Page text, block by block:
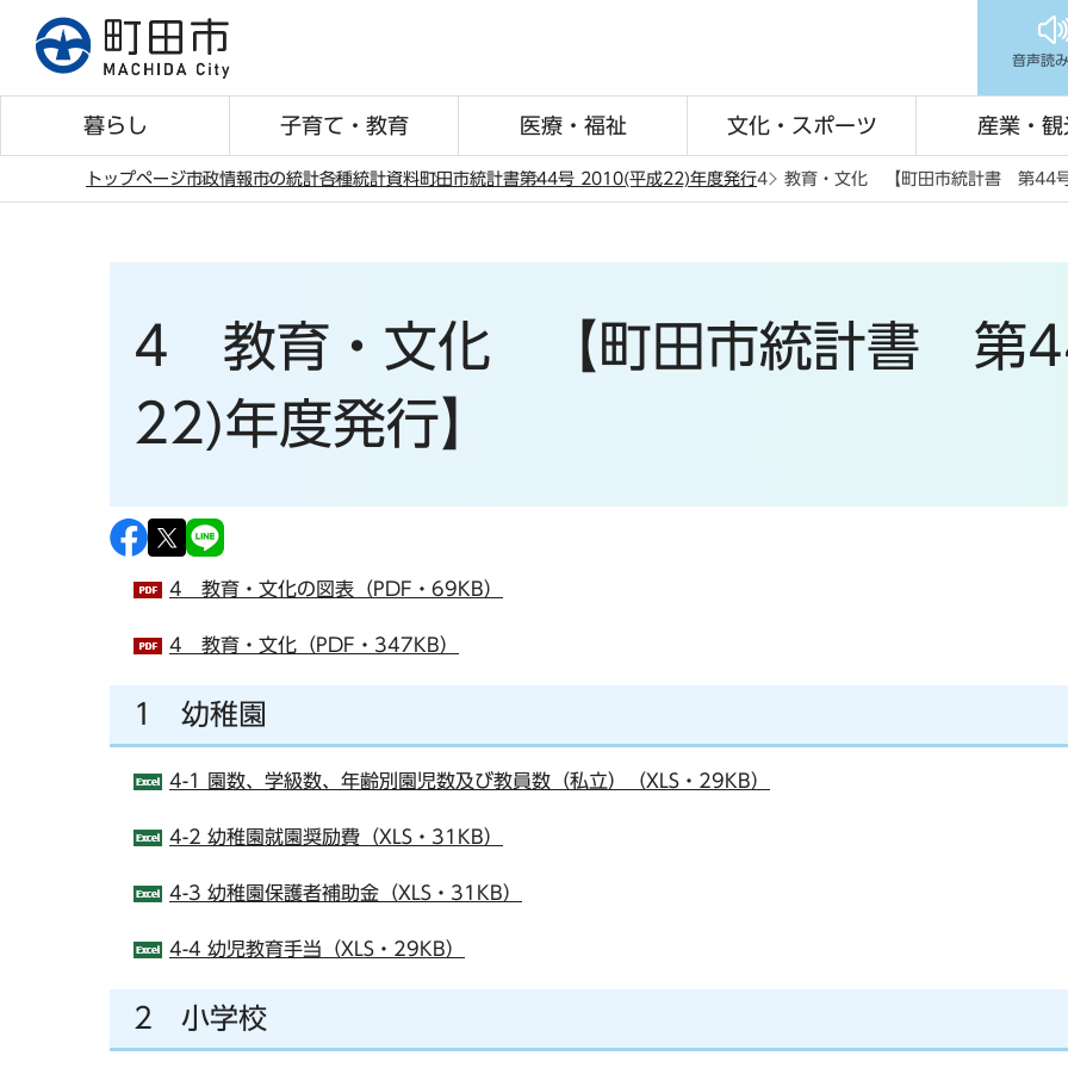
先
音声読
暮らし 子育て・教育 医療・福祉 文化・スポーツ 産業・観
トップページ市政情報市の統計各種統計資料町田市統計書第44号 2010(平成22)年度発行4 教育・文化 【町田市統計書 第44号
4 教育・文化 【町田市統計書 第
22)年度発行】
4 教育・文化の図表（PDF・69KB）
4 教育・文化（PDF・347KB）
1 幼稚園
4-1 園数、学級数、年齢別園児数及び教員数（私立）（XLS・29KB）
4-2 幼稚園就園奨励費（XLS・31KB）
4-3 幼稚園保護者補助金（XLS・31KB）
4-4 幼児教育手当（XLS・29KB）
2 小学校